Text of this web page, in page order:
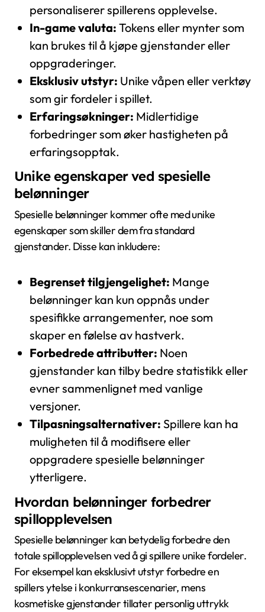
personaliserer spillerens opplevelse.
In-game valuta: Tokens eller mynter som
kan brukes til å kjøpe gjenstander eller
oppgraderinger.
Eksklusiv utstyr: Unike våpen eller verktøy
som gir fordeler i spillet.
Erfaringsøkninger: Midlertidige
forbedringer som øker hastigheten på
erfaringsopptak.
Unike egenskaper ved spesielle
belønninger
Spesielle belønninger kommer ofte med unike
egenskaper som skiller dem fra standard
gjenstander. Disse kan inkludere:
Begrenset tilgjengelighet: Mange
belønninger kan kun oppnås under
spesifikke arrangementer, noe som
skaper en følelse av hastverk.
Forbedrede attributter: Noen
gjenstander kan tilby bedre statistikk eller
evner sammenlignet med vanlige
versjoner.
Tilpasningsalternativer: Spillere kan ha
muligheten til å modifisere eller
oppgradere spesielle belønninger
ytterligere.
Hvordan belønninger forbedrer
spillopplevelsen
Spesielle belønninger kan betydelig forbedre den
totale spillopplevelsen ved å gi spillere unike fordeler.
For eksempel kan eksklusivt utstyr forbedre en
spillers ytelse i konkurransescenarier, mens
kosmetiske gjenstander tillater personlig uttrykk